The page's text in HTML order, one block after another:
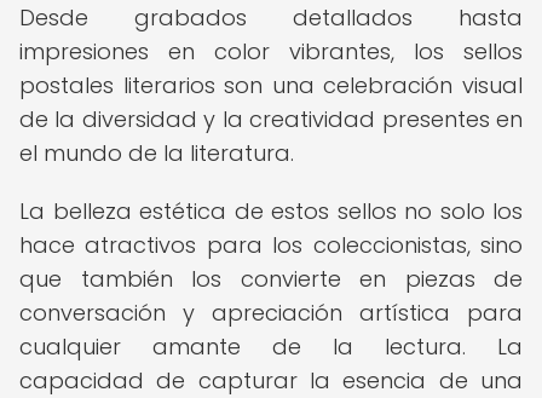
Desde grabados detallados hasta
impresiones en color vibrantes, los sellos
postales literarios son una celebración visual
de la diversidad y la creatividad presentes en
el mundo de la literatura.
La belleza estética de estos sellos no solo los
hace atractivos para los coleccionistas, sino
que también los convierte en piezas de
conversación y apreciación artística para
cualquier amante de la lectura. La
capacidad de capturar la esencia de una